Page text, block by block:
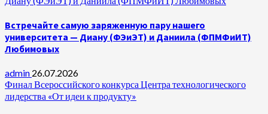
Встречайте самую заряженную пару нашего
университета — Диану (ФЭиЭТ) и Даниила (ФПМФиИТ)
Любимовых
admin 26.07.2026
Финал Всероссийского конкурса Центра технологического
лидерства «От идеи к продукту»